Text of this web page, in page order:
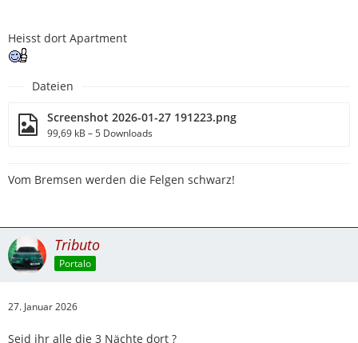
Heisst dort Apartment
Dateien
Screenshot 2026-01-27 191223.png
99,69 kB – 5 Downloads
Vom Bremsen werden die Felgen schwarz!
Tributo
Portalo
27. Januar 2026
Seid ihr alle die 3 Nächte dort ?